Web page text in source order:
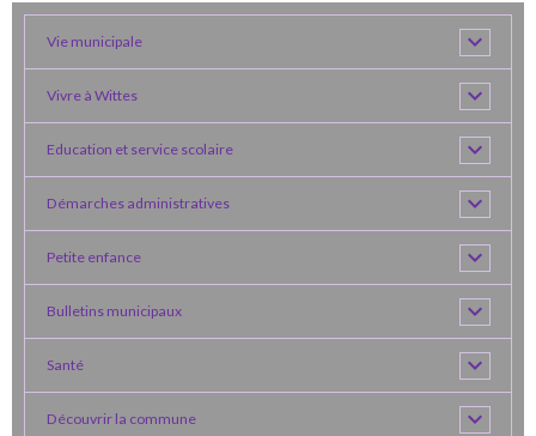
Vie municipale
Vivre à Wittes
Education et service scolaire
Démarches administratives
Petite enfance
Bulletins municipaux
Santé
Découvrir la commune